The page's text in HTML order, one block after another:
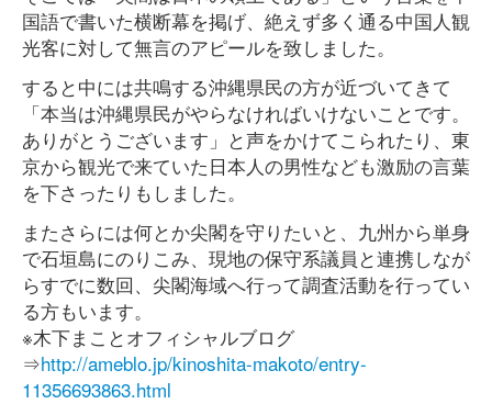
国語で書いた横断幕を掲げ、絶えず多く通る中国人観
光客に対して無言のアピールを致しました。
すると中には共鳴する沖縄県民の方が近づいてきて
「本当は沖縄県民がやらなければいけないことです。
ありがとうございます」と声をかけてこられたり、東
京から観光で来ていた日本人の男性なども激励の言葉
を下さったりもしました。
またさらには何とか尖閣を守りたいと、九州から単身
で石垣島にのりこみ、現地の保守系議員と連携しなが
らすでに数回、尖閣海域へ行って調査活動を行ってい
る方もいます。
※木下まことオフィシャルブログ
⇒http://ameblo.jp/kinoshita-makoto/entry-
11356693863.html